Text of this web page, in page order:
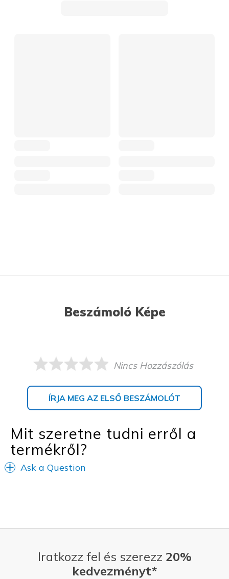
Beszámoló Képe
Nincs Hozzászólás
ÍRJA MEG AZ ELSŐ BESZÁMOLÓT
Mit szeretne tudni erről a
termékről?
Ask a Question
Iratkozz fel és szerezz 20%
kedvezményt*